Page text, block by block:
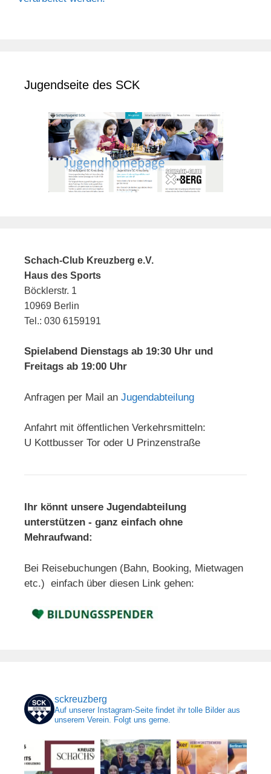
Jugendseite des SCK
Schach-Club Kreuzberg e.V.
Haus des Sports
Böcklerstr. 1
10969 Berlin
Tel.: 030 6159191
Spielabend Dienstags ab 19:30 Uhr und
Freitags ab 19:00 Uhr
Anfragen per Mail an Jugendabteilung
Anfahrt mit öffentlichen Verkehrsmitteln:
U Kottbusser Tor oder U Prinzenstraße
Ihr könnt unsere Jugendabteilung
unterstützen - ganz einfach ohne
Mehraufwand:
Bei Reisebuchungen (Bahn, Booking, Mietwagen
etc.) einfach über diesen Link gehen:
sckreuzberg
Auf unserer Instagram-Seite findet ihr tolle Bilder aus
unserem Verein. Folgt uns gerne.